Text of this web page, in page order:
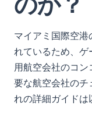
マイアミ国際空
れているため、ゲ
用航空会社のコ
要な航空会社のチ
れの詳細ガイドは